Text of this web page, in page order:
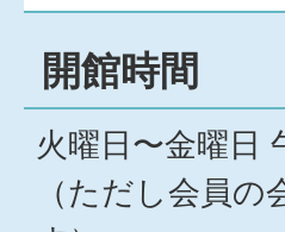
開館時間
火曜日〜金曜日
（ただし会員